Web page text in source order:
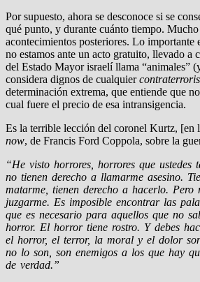
Por supuesto, ahora se desconoce si se
qué punto, y durante cuánto tiempo.
acontecimientos posteriores. Lo importante
no estamos ante un acto gratuito, llevado a
del Estado Mayor israelí llama “animales”
considera dignos de cualquier
determinación extrema, que entiende que
cual fuere el precio de esa intransigencia.
Es la terrible lección del coronel Kurtz, [en
now, de Francis Ford Coppola, sobre la
“He visto horrores, horrores que ustedes
no tienen derecho a llamarme asesino.
matarme, tienen derecho a hacerlo. Pero
juzgarme. Es imposible encontrar las
que es necesario para aquellos que no
horror. El horror tiene rostro. Y debes
el horror, el terror, la moral y el dolor
no lo son, son enemigos a los que hay
de verdad.”